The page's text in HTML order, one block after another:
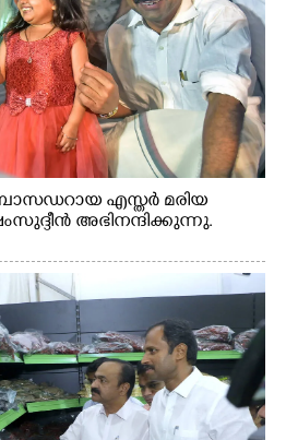
എസ്തർ മരിയ
അഭിനന്ദിക്കുന്നു.